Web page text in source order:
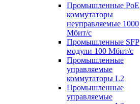
Промышленные PoE
коммутаторы
неуправляемые 1000
Мбит/с
Промышленные SFP
модули 100 Мбит/c
Промышленные
управляемые
коммутаторы L2
Промышленные
управляемые